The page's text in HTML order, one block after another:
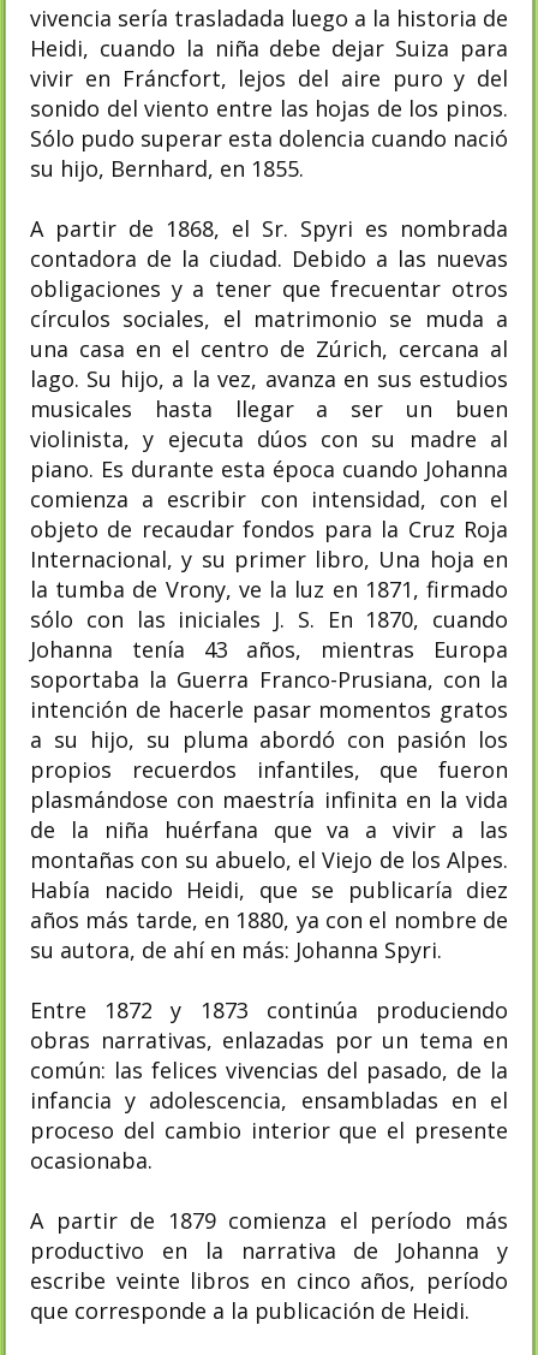
vivencia sería trasladada luego a la historia de
Heidi, cuando la niña debe dejar Suiza para
vivir en Fráncfort, lejos del aire puro y del
sonido del viento entre las hojas de los pinos.
Sólo pudo superar esta dolencia cuando nació
su hijo, Bernhard, en 1855.
A partir de 1868, el Sr. Spyri es nombrada
contadora de la ciudad. Debido a las nuevas
obligaciones y a tener que frecuentar otros
círculos sociales, el matrimonio se muda a
una casa en el centro de Zúrich, cercana al
lago. Su hijo, a la vez, avanza en sus estudios
musicales hasta llegar a ser un buen
violinista, y ejecuta dúos con su madre al
piano. Es durante esta época cuando Johanna
comienza a escribir con intensidad, con el
objeto de recaudar fondos para la Cruz Roja
Internacional, y su primer libro, Una hoja en
la tumba de Vrony, ve la luz en 1871, firmado
sólo con las iniciales J. S. En 1870, cuando
Johanna tenía 43 años, mientras Europa
soportaba la Guerra Franco-Prusiana, con la
intención de hacerle pasar momentos gratos
a su hijo, su pluma abordó con pasión los
propios recuerdos infantiles, que fueron
plasmándose con maestría infinita en la vida
de la niña huérfana que va a vivir a las
montañas con su abuelo, el Viejo de los Alpes.
Había nacido Heidi, que se publicaría diez
años más tarde, en 1880, ya con el nombre de
su autora, de ahí en más: Johanna Spyri.
Entre 1872 y 1873 continúa produciendo
obras narrativas, enlazadas por un tema en
común: las felices vivencias del pasado, de la
infancia y adolescencia, ensambladas en el
proceso del cambio interior que el presente
ocasionaba.
A partir de 1879 comienza el período más
productivo en la narrativa de Johanna y
escribe veinte libros en cinco años, período
que corresponde a la publicación de Heidi.